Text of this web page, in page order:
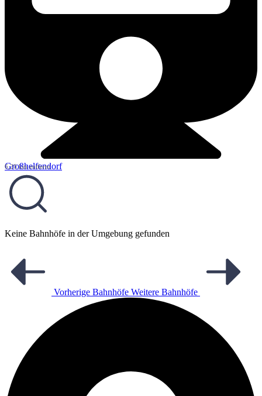
Großhelfendorf
6,20 km entfernt
Keine Bahnhöfe in der Umgebung gefunden
Vorherige Bahnhöfe Weitere Bahnhöfe